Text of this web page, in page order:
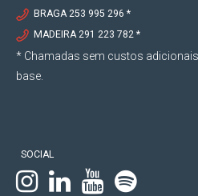
BRAGA 253 995 296 *
MADEIRA 291 223 782 *
* Chamadas sem custos
base.
SOCIAL